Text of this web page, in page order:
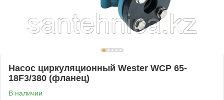
Насос циркуляционный Wester WCP 65-
18F3/380 (фланец)
В наличии